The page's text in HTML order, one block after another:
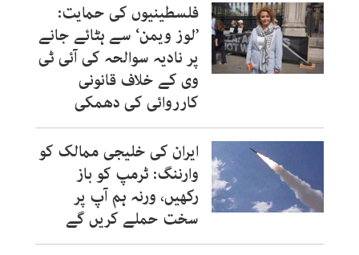
فلسطینیوں کی حمایت:
’لوز ویمن‘ سے ہٹائے جانے
پر نادیہ سوالحہ کی آئی ٹی
وی کے خلاف قانونی
کارروائی کی دھمکی
ایران کی خلیجی ممالک کو
وارننگ: ٹرمپ کو باز
رکھیں، ورنہ ہم آپ پر
سخت حملے کریں گے